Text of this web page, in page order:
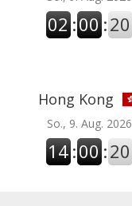
02 :00 :20
Hong Kong
So., 9. Aug. 2026
14 :00 :20